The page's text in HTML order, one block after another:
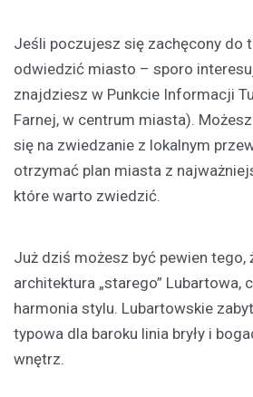
Jeśli poczujesz się zachęcony do
odwiedzić miasto – sporo
znajdziesz w Punkcie Informacji
Farnej, w centrum miasta).
się na zwiedzanie z lokalnym
otrzymać plan miasta z
które warto zwiedzić.
Już dziś możesz być pewien tego,
architektura „starego” Lubartowa,
harmonia stylu. Lubartowskie
typowa dla baroku linia bryły i
wnętrz.